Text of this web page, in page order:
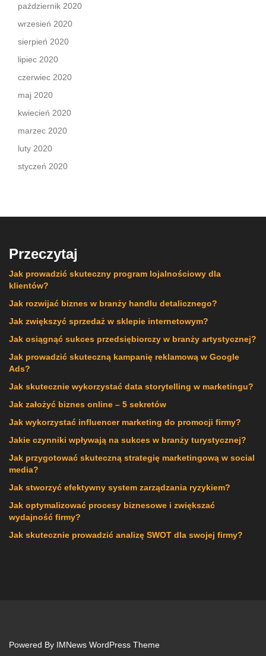
październik 2020
wrzesień 2020
sierpień 2020
lipiec 2020
czerwiec 2020
maj 2020
kwiecień 2020
marzec 2020
luty 2020
styczeń 2020
Przeczytaj
Jak prowadzić skuteczny program lojalnościowy dla
klientów?
Jak rozwijać biznes w branży handlu detalicznego?
Jak zwiększyć sprzedaż w sklepie internetowym?
Jak osiągnąć sukces przedsiębiorczy w branży artystycznej?
Jak prowadzić skuteczną kampanię reklamową w Google
Ads?
Jak skutecznie wykorzystać data storytelling w marketingu?
Jak założyć biznes online – 5 sekretów
Jak wykorzystać influencer marketing do promocji firmy?
Jakie czynniki wpływają na sukces w branży turystycznej?
Jak przygotować skuteczną strategię marketingową w social
media?
Jak stworzyć efektywny system zarządzania ryzykiem?
Jak optymalizować procesy biznesowe i zwiększać
wydajność firmy?
Jak skutecznie prowadzić analizę SWOT dla swojej firmy?
Powered By IMNews WordPress Theme